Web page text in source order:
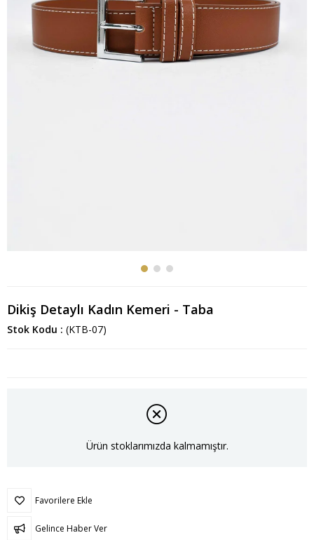
Dikiş Detaylı Kadın Kemeri - Taba
Stok Kodu (KTB-07)
Ürün stoklarımızda kalmamıştır.
Favorilere Ekle
Gelince Haber Ver